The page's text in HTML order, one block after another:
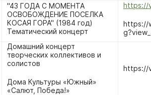
"43 ГОДА С МОМЕНТА
ОСВОБОЖДЕНИЕ ПОСЕЛКА
КОСАЯ ГОРА" (1984 год)
Тематический концерт
https://
https://
Домашний концерт
творческих коллективов и
солистов
Дома Культуры «Южный»
«Салют, Победа!»
https://